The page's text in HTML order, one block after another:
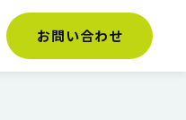
お問い合わせ